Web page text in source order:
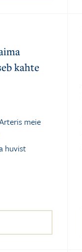
kahte
meie
huvist